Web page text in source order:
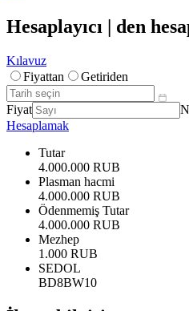
Hesaplayıcı | den
Kılavuz
Fiyattan
Getiriden
Fiyat
Hesaplamak
Tutar
4.000.000 RUB
Plasman hacmi
4.000.000 RUB
Ödenmemiş Tutar
4.000.000 RUB
Mezhep
1.000 RUB
SEDOL
BD8BW10